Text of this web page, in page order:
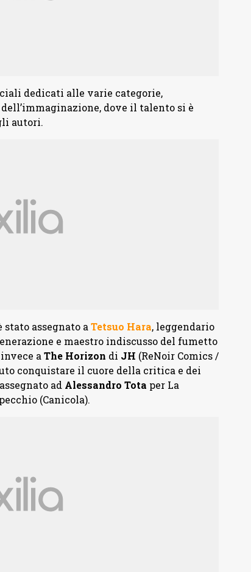
dedicati alle varie categorie,
dove il talento si è
autori.
stato assegnato a Tetsuo Hara, leggendario
e maestro indiscusso del fumetto
a The Horizon di JH (ReNoir Comics /
conquistare il cuore della critica e dei
ad Alessandro Tota per La
(Canicola).